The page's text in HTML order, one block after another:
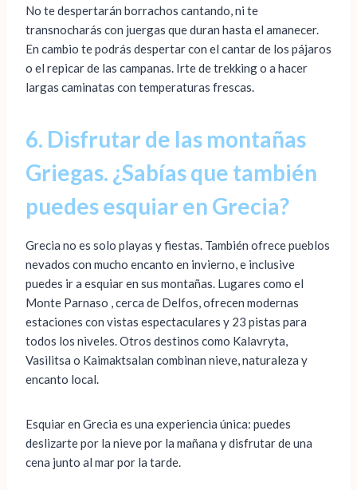
No te despertarán borrachos cantando, ni te
transnocharás con juergas que duran hasta el amanecer.
En cambio te podrás despertar con el cantar de los pájaros
o el repicar de las campanas. Irte de trekking o a hacer
largas caminatas con temperaturas frescas.
6. Disfrutar de las montañas
Griegas. ¿Sabías que también
puedes esquiar en Grecia?
Grecia no es solo playas y fiestas. También ofrece pueblos
nevados con mucho encanto en invierno, e inclusive
puedes ir a esquiar en sus montañas. Lugares como el
Monte Parnaso , cerca de Delfos, ofrecen modernas
estaciones con vistas espectaculares y 23 pistas para
todos los niveles. Otros destinos como Kalavryta,
Vasilitsa o Kaimaktsalan combinan nieve, naturaleza y
encanto local.
Esquiar en Grecia es una experiencia única: puedes
deslizarte por la nieve por la mañana y disfrutar de una
cena junto al mar por la tarde.